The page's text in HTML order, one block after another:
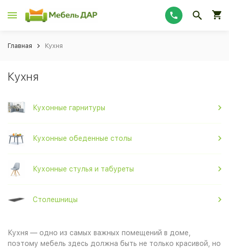
Главная Кухня
Кухня
Кухонные гарнитуры
Кухонные обеденные столы
Кухонные стулья и табуреты
Столешницы
Кухня — одно из самых важных помещений в доме,
поэтому мебель здесь должна быть не только красивой, но